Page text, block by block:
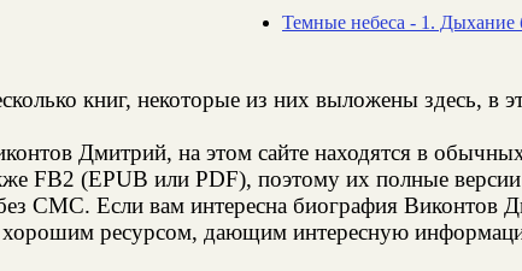
Темные небеса - 1. Дыхание
книг, некоторые из них выложены здесь, в
Дмитрий, на этом сайте находятся в
FB2 (EPUB или PDF), поэтому их полные
СМС. Если вам интересна биография Виконтов
хорошим ресурсом, дающим интересную